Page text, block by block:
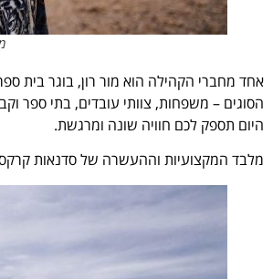
אחד מחברי הקהילה הוא מור רון, בוגר בית
הסוגים – משפחות, צוותי עובדים, בתי ספר
היום תספק לכם חוויה שונה ומרגשת.
מלבד המקצועיות וההעשרה של סדנאות